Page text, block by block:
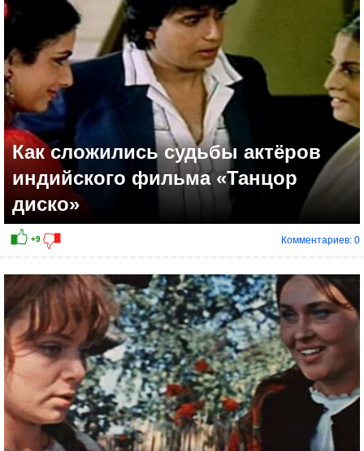
+14
Как сложились судьбы актёров
индийского фильма «Танцор
диско»
Комментариев: 0